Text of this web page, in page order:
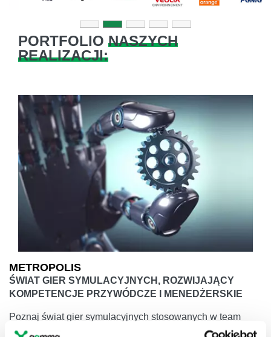
PORTFOLIO NASZYCH
REALIZACJI:
METROPOLIS
ŚWIAT GIER SYMULACYJNYCH, ROZWIJAJĄCY
KOMPETENCJE PRZYWÓDCZE I MENEDŻERSKIE
Poznaj świat gier symulacyjnych stosowanych w team
buildingach i warsztatach rozwoju kompetencji